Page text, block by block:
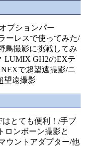
プションパー
ーレスで使ってみた/
鳥撮影に挑戦してみ
LUMIX GH2のEXテ
で超望遠撮影/ニ
望遠撮影
とても便利！/手ブ
ロンボーン撮影と
ウントアダプター/他